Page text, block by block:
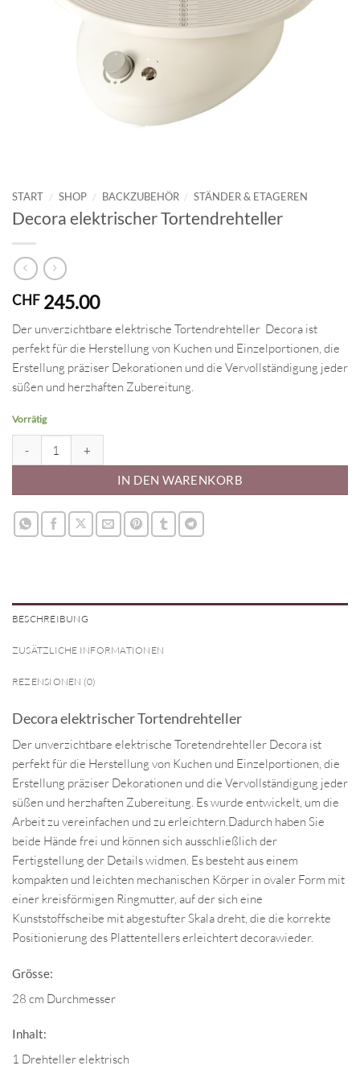
START / SHOP / BACKZUBEHÖR / STÄNDER & ETAGEREN
Decora elektrischer Tortendrehteller
CHF 245.00
Der unverzichtbare elektrische Tortendrehteller Decora ist
perfekt für die Herstellung von Kuchen und Einzelportionen, die
Erstellung präziser Dekorationen und die Vervollständigung jeder
süßen und herzhaften Zubereitung.
Vorrätig
IN DEN WARENKORB
BESCHREIBUNG
ZUSÄTZLICHE INFORMATIONEN
REZENSIONEN (0)
Decora elektrischer Tortendrehteller
Der unverzichtbare elektrische Toretendrehteller Decora ist
perfekt für die Herstellung von Kuchen und Einzelportionen, die
Erstellung präziser Dekorationen und die Vervollständigung jeder
süßen und herzhaften Zubereitung. Es wurde entwickelt, um die
Arbeit zu vereinfachen und zu erleichtern.Dadurch haben Sie
beide Hände frei und können sich ausschließlich der
Fertigstellung der Details widmen. Es besteht aus einem
kompakten und leichten mechanischen Körper in ovaler Form mit
einer kreisförmigen Ringmutter, auf der sich eine
Kunststoffscheibe mit abgestufter Skala dreht, die die korrekte
Positionierung des Plattentellers erleichtert decorawieder.
Grösse:
28 cm Durchmesser
Inhalt:
1 Drehteller elektrisch